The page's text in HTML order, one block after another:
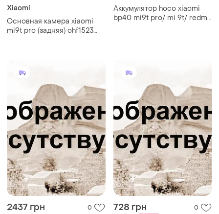
Xiaomi
Основная камера xiaomi
mi9t pro (задняя) ohf1523
Аккумулятор hoco xiaomi
bp40 mi9t pro/ mi 9t/ redmi
2437 грн 0 728 грн
0